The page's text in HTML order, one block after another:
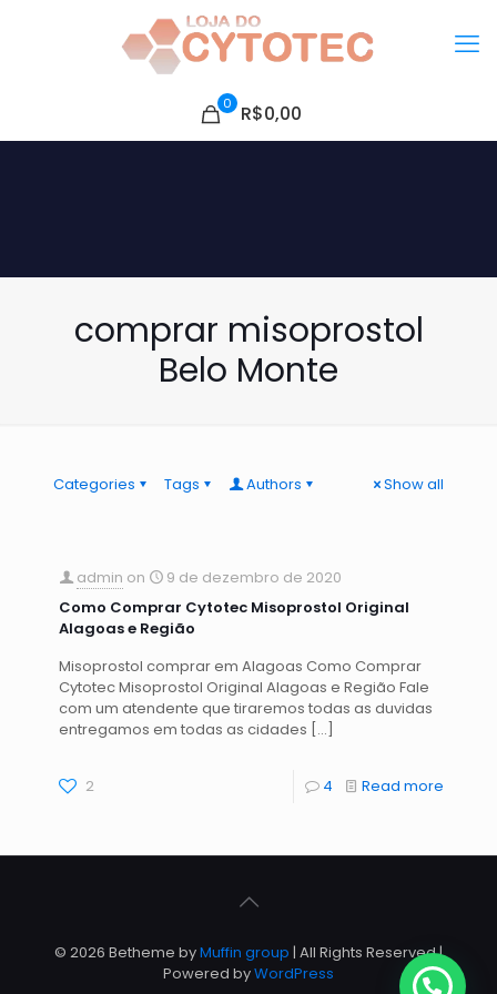
0 R$0,00
comprar misoprostol
Belo Monte
Categories Tags Authors Show all
admin on
9 de dezembro de 2020
Como Comprar Cytotec Misoprostol Original
Alagoas e Região
Misoprostol comprar em Alagoas Como Comprar
Cytotec Misoprostol Original Alagoas e Região Fale
com um atendente que tiraremos todas as duvidas
entregamos em todas as cidades […]
2 4 Read more
© 2026 Betheme byMuffin group | All Rights Reserved |
Powered byWordPress